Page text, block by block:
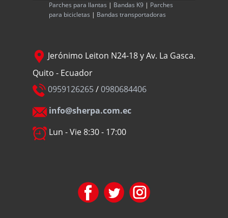
Parches para llantas | Bandas K9 | Parches
para bicicletas | Bandas transportadoras
Jerónimo Leiton N24-18 y Av. La Gasca.
Quito - Ecuador
0959126265/0980684406
info@sherpa.com.ec
Lun - Vie 8:30 - 17:00